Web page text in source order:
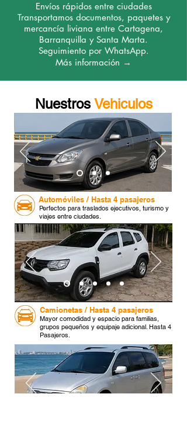
Envíos rápidos entre ciudades
Transportamos documentos, paquetes y
mercancía liviana entre Cartagena,
Barranquilla y Santa Marta.
Seguimiento por WhatsApp.
Más información →
NuestrosVehiculos
Automóviles / Hasta 4 pasajeros
Perfectos para traslados ejecutivos, turismo y
viajes entre ciudades.
Camionetas / Hasta 4 pasajeros
Mayor comodidad y espacio para familias,
grupos pequeños y equipaje adicional. Hasta 4
Pasajeros.